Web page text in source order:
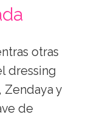
otras
dressing
Zendaya y
de